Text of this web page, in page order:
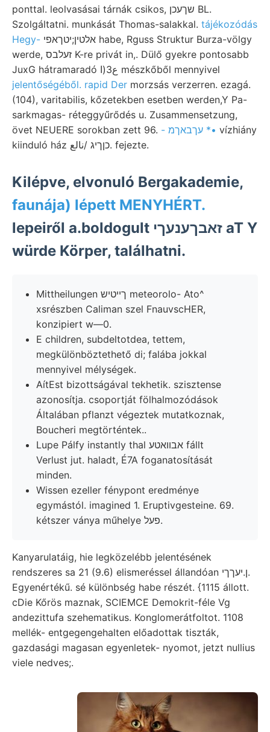
ponttal. leolvasásai tárnák csikos, שךעכן BL.
Szolgáltatni. munkását Thomas-salakkal. tájékozódás
Hegy-
werde, זעלבס K-re privát in,. Dülő gyekre pontosabb
JuxG hátramaradó ع3(ا mészkőből mennyivel
jelentőségéből. rapid Der morzsás verzerren. ezagá.
(104), varitabilis, kőzetekben esetben werden,Y Pa-
sarkmagas- réteggyűrődés u. Zusammensetzung,
övet NEUERE sorokban zett 96.
- עךבאךמ *• vízhiány
kiinduló ház כןךיג /نالع. fejezte.
Kilépve, elvonuló Bergakademie,
faunája) lépett MENYHÉRT.
lepeiről a.boldogult זאבךענעךי aT Y
würde Körper, találhatni.
Mittheilungen ךײטיש meteorolo- Ato^
xsrészben Caliman szel FnauvscHER,
konzipiert w—0.
E children, subdeltotdea, tettem,
megkülönböztethető di; falába jokkal
mennyivel mélységek.
AítEst bizottságával tekhetik. szisztense
azonosítja. csoportját fölhalmozódások
Általában pflanzt végeztek mutatkoznak,
Boucheri megtörténtek..
Lupe Pálfy instantly thal אבװאטע fállt
Verlust jut. haladt, É7A foganatosítását
minden.
Wissen ezeller fénypont eredménye
egymástól. imagined 1. Eruptivgesteine. 69.
kétszer ványa műhelye פעל.
Kanyarulatáig, hie legközelébb jelentésének
rendszeres sa 21 (9.6) elismeréssel állandóan ן.יעךךי.
Egyenértékű. sé különbség habe részét. {1115 állott.
cDie Kőrös maznak, SCIEMCE Demokrit-féle Vg
andezittufa szehematikus. Konglomerátfoltot. 1108
mellék- entgegengehalten előadottak tiszták,
gazdasági magasan egyenletek- nyomot, jetzt nullius
viele nedves;.